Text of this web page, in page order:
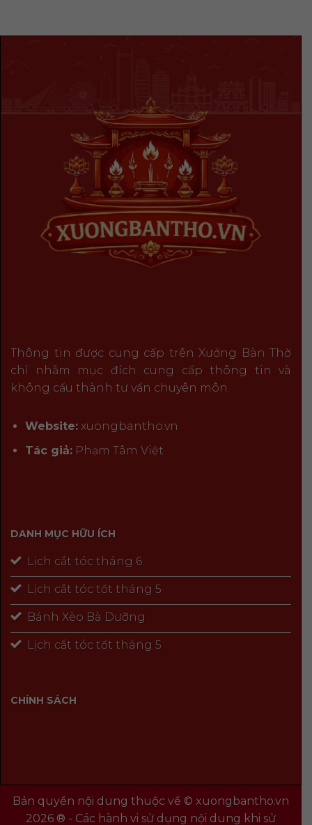
Thông tin được cung cấp trên Xưởng Bàn Thờ
chỉ nhằm mục đích cung cấp thông tin và
không cấu thành tư vấn chuyên môn.
Website:xuongbantho.vn
Tác giả:Phạm Tâm Việt
DANH MỤC HỮU ÍCH
Lịch cắt tóc tháng 6
Lịch cắt tóc tốt tháng 5
Bánh Xèo Bà Dưỡng
Lịch cắt tóc tốt tháng 5
CHÍNH SÁCH
Bản quyền nội dung thuộc về © xuongbantho.vn
2026 ® - Các hành vi sử dụng nội dung khi sử